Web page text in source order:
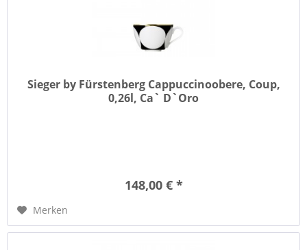
Sieger by Fürstenberg Cappuccinoobere, Coup,
0,26l, Ca` D`Oro
148,00 € *
Merken